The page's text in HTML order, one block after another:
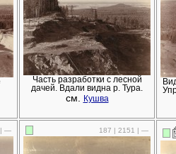
Часть разработки с лесной
дачей. Вдали видна р. Тура.
см. Кушва
| — 187 | 2151 | —